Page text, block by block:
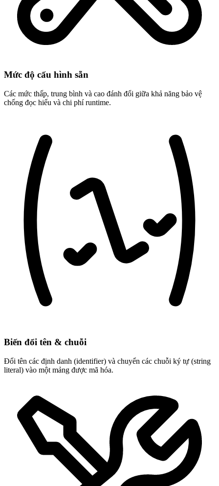
Mức độ cấu hình sẵn
Các mức thấp, trung bình và cao đánh đổi giữa khả năng bảo vệ
chống đọc hiểu và chi phí runtime.
Biến đổi tên & chuỗi
Đổi tên các định danh (identifier) và chuyển các chuỗi ký tự (string
literal) vào một mảng được mã hóa.